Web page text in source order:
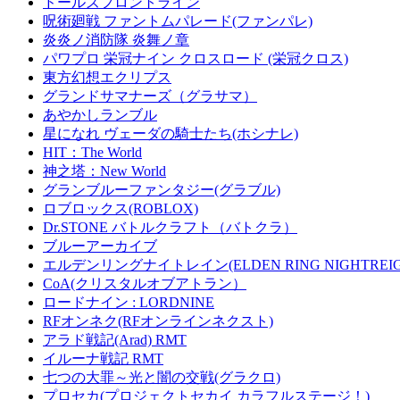
呪術廻戦 ファントムパレード(ファンパレ)
炎炎ノ消防隊 炎舞ノ章
パワプロ 栄冠ナイン クロスロード (栄冠クロス)
東方幻想エクリプス
グランドサマナーズ（グラサマ）
あやかしランブル
星になれ ヴェーダの騎士たち(ホシナレ)
HIT：The World
神之塔：New World
グランブルーファンタジー(グラブル)
ロブロックス(ROBLOX)
Dr.STONE バトルクラフト（バトクラ）
ブルーアーカイブ
エルデンリングナイトレイン(ELDEN RING
CoA(クリスタルオブアトラン）
ロードナイン : LORDNINE
RFオンネク(RFオンラインネクスト)
アラド戦記(Arad) RMT
イルーナ戦記 RMT
七つの大罪～光と闇の交戦(グラクロ)
プロセカ(プロジェクトセカイ カラフルステージ！)